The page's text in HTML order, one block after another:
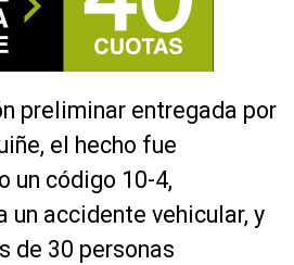
preliminar entregada por
el hecho fue
un código 10-4,
un accidente vehicular, y
de 30 personas